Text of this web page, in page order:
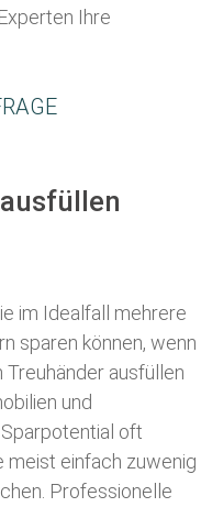
Ihre
im Idealfall mehrere
sparen können, wenn
ausfüllen
und
oft
meist einfach zuwenig
Professionelle